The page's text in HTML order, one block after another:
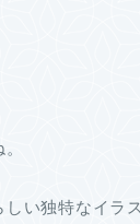
い独特なイラ